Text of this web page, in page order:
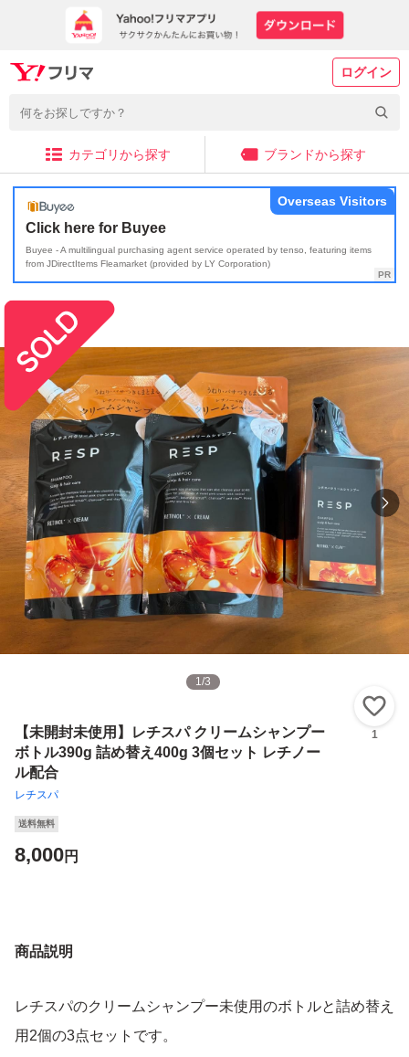
ログイン
カテゴリから探す ブランドから探す
Click here for Buyee
Buyee - A multilingual purchasing agent service operated by tenso, featuring items
from JDirectItems Fleamarket (provided by LY Corporation)
Overseas Visitors
1/3
【未開封未使用】レチスパ クリームシャンプー
ボトル390g 詰め替え400g 3個セット レチノー
ル配合
レチスパ
1
送料無料
8,000円
商品説明
レチスパのクリームシャンプー未使用のボトルと詰め替え
用2個の3点セットです。